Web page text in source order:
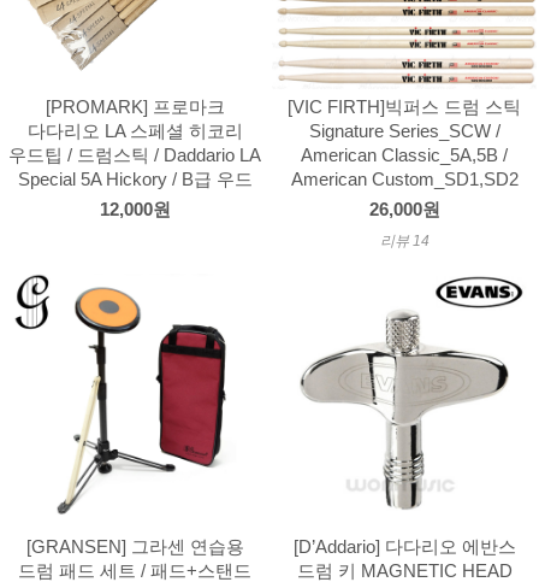
[PROMARK] 프로마크
다다리오 LA 스페셜 히코리
우드팁 / 드럼스틱 / Daddario LA
Special 5A Hickory / B급 우드
12,000원
[VIC FIRTH]빅퍼스 드럼 스틱
Signature Series_SCW /
American Classic_5A,5B /
American Custom_SD1,SD2
26,000원
리뷰 14
[GRANSEN] 그라센 연습용
드럼 패드 세트 / 패드+스탠드
[D’Addario] 다다리오 에반스
드럼 키 MAGNETIC HEAD